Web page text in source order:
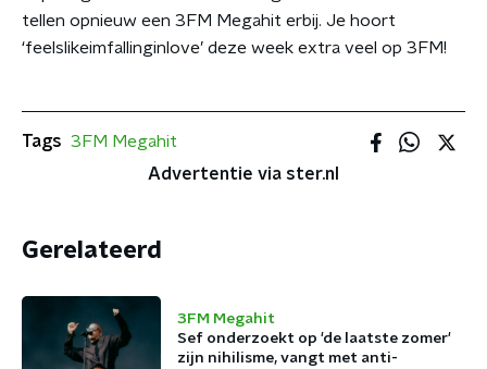
tellen opnieuw een 3FM Megahit erbij. Je hoort
‘feelslikeimfallinginlove’ deze week extra veel op 3FM!
Tags 3FM Megahit
Advertentie via ster.nl
Gerelateerd
3FM Megahit
Sef onderzoekt op 'de laatste zomer'
zijn nihilisme, vangt met anti-